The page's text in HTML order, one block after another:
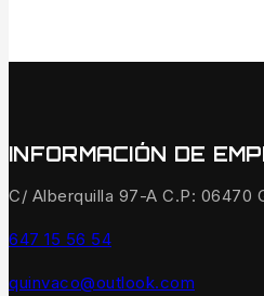
INFORMACIÓN DE
C/ Alberquilla 97-A C.P: 06470
647 15 56 54
quinvaco@outlook.com